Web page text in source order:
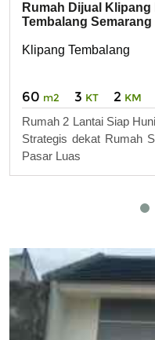
Rumah Dijual
Tembalang Semarang
Klipang Tembalang
60 m2 3 KT 2 KM
Rumah 2 Lantai Siap
Strategis dekat Rumah
Pasar Luas